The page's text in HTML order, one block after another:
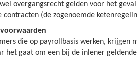
overgangsrecht gelden voor het
contracten (de zogenoemde
die op payrollbasis werken, krijgen
het gaat om een bij de inlener